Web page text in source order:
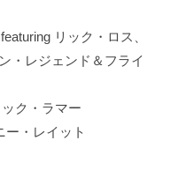
リック・ロス、
・レジェンド＆フライ
ク・ラマー
・レイット